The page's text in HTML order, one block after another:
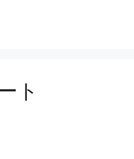
ト